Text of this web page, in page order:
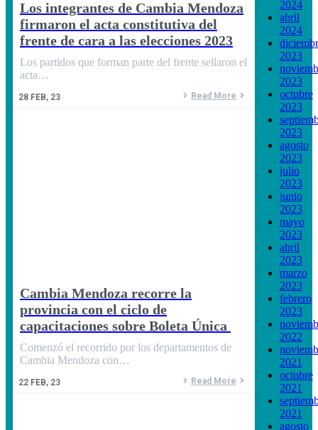
Los integrantes de Cambia Mendoza
firmaron el acta constitutiva del
frente de cara a las elecciones 2023
28 FEB, 23
Los partidos que forman parte del frente sellaron el
acta…
Read More
Cambia Mendoza recorre la
provincia con el ciclo de
capacitaciones sobre Boleta Única
22 FEB, 23
Comenzó el recorrido por los departamentos de
Cambia Mendoza con…
Read More
2024
abril
2024
2023
2023
octubre
2023
2023
agosto
2023
julio
2023
junio
2023
mayo
2023
abril
2023
marzo
2023
febrero
2023
2022
2021
octubre
2021
2021
agosto